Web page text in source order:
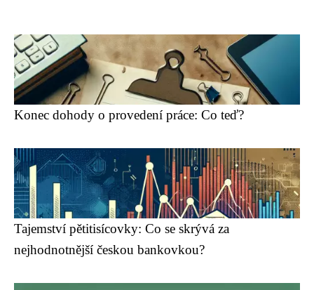
Konec dohody o provedení práce: Co teď?
Tajemství pětitisícovky: Co se skrývá za
nejhodnotnější českou bankovkou?